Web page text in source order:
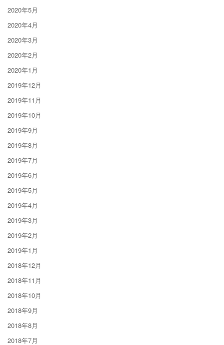
2020年5月
2020年4月
2020年3月
2020年2月
2020年1月
2019年12月
2019年11月
2019年10月
2019年9月
2019年8月
2019年7月
2019年6月
2019年5月
2019年4月
2019年3月
2019年2月
2019年1月
2018年12月
2018年11月
2018年10月
2018年9月
2018年8月
2018年7月